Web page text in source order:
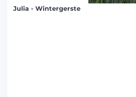
Julia - Wintergerste